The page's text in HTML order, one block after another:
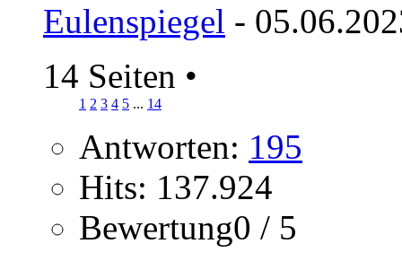
Eulenspiegel -
14 Seiten •
1 2 3 4 5 ... 14
Antworten: 195
Hits: 137.924
Bewertung0 / 5